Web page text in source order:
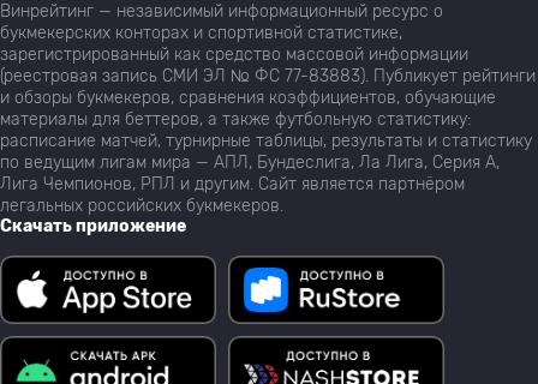
Винрейтинг — независимый информационный ресурс о
букмекерских конторах и спортивной статистике,
зарегистрированный как средство массовой информации
(реестровая запись СМИ ЭЛ № ФС 77-83883). Публикует рейтинги
и обзоры букмекеров, сравнения коэффициентов, обучающие
материалы для беттеров, а также футбольную статистику:
расписание матчей, турнирные таблицы, результаты и статистику
по ведущим лигам мира — АПЛ, Бундеслига, Ла Лига, Серия А,
Лига Чемпионов, РПЛ и другим. Сайт является партнёром
легальных российских букмекеров.
Скачать приложение